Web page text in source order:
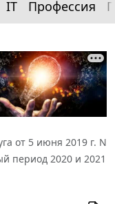
IT Профессия
от 5 июня 2019 г. N
период 2020 и 2021